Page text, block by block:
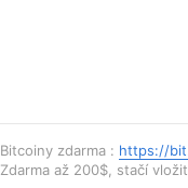
Bitcoiny zdarma : https://
Zdarma až 200$, stačí